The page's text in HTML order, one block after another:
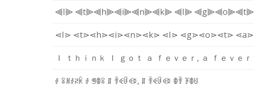
⫷I⫸ ⫷t⫸⫷h⫸⫷i⫸⫷n⫸⫷k⫸ ⫷I⫸ ⫷g⫸⫷o⫸⫷t⫸
⋖I⋗ ⋖t⋗⋖h⋗⋖i⋗⋖n⋗⋖k⋗ ⋖I⋗ ⋖g⋗⋖o⋗⋖t⋗ ⋖a⋗
Ｉ ｔ ｈ ｉ ｎ ｋ Ｉ ｇ ｏ ｔ ａ ｆ ｅ ｖ ｅ ｒ , ａ ｆ ｅ ｖ ｅ ｒ
ꂑ ꋖꍩꂑꋊꀗ ꂑ ꁅꂦꋖ ꁲ ꄞꈼꀰꈼꌅ, ꁲ ꄞꈼꀰꈼꌅ ꂦꄞ ꐞꂦꐇ